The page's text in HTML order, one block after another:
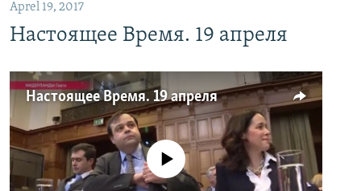
Aprel 19, 2017
Настоящее Время. 19 апреля
Настоящее Время. 19 апреля
No media source currently available